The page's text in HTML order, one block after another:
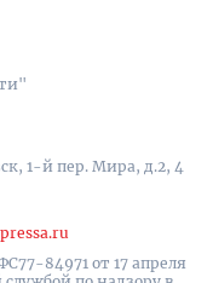
1-й пер. Мира, д.2, 4
84971 от 17 апреля